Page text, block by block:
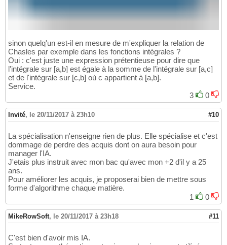
sinon quelq'un est-il en mesure de m'expliquer la relation de
Chasles par exemple dans les fonctions intégrales ?
Oui : c'est juste une expression prétentieuse pour dire que
l'intégrale sur [a,b] est égale à la somme de l'intégrale sur [a,c]
et de l'intégrale sur [c,b] où c appartient à [a,b].
Service.
3
0
Invité, le 20/11/2017 à 23h10 #10
La spécialisation n'enseigne rien de plus. Elle spécialise et c'est
dommage de perdre des acquis dont on aura besoin pour
manager l'IA.
J'etais plus instruit avec mon bac qu'avec mon +2 d'il y a 25
ans.
Pour améliorer les acquis, je proposerai bien de mettre sous
forme d'algorithme chaque matière.
1
0
MikeRowSoft, le 20/11/2017 à 23h18 #11
C'est bien d'avoir mis IA.